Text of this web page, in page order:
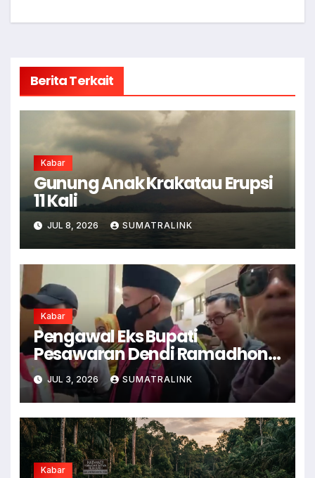
Berita Terkait
Kabar
Gunung Anak Krakatau Erupsi
11 Kali
JUL 8, 2026 SUMATRALINK
Kabar
Pengawal Eks Bupati
Pesawaran Dendi Ramadhona
Pukul Kamera Wartawan
JUL 3, 2026 SUMATRALINK
Kabar